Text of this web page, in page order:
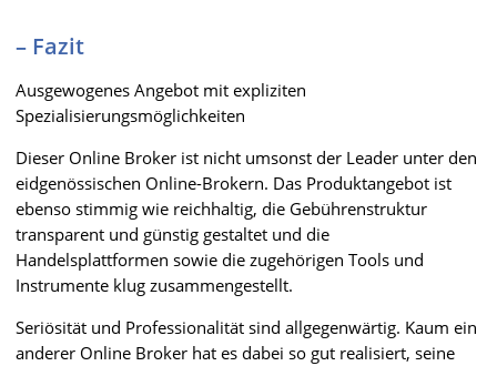
– Fazit
Ausgewogenes Angebot mit expliziten
Spezialisierungsmöglichkeiten
Dieser Online Broker ist nicht umsonst der Leader unter den
eidgenössischen Online-Brokern. Das Produktangebot ist
ebenso stimmig wie reichhaltig, die Gebührenstruktur
transparent und günstig gestaltet und die
Handelsplattformen sowie die zugehörigen Tools und
Instrumente klug zusammengestellt.
Seriösität und Professionalität sind allgegenwärtig. Kaum ein
anderer Online Broker hat es dabei so gut realisiert, seine